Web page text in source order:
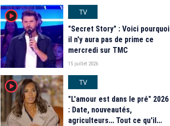
player2
TV
"Secret Story" : Voici pourquoi
il n'y aura pas de prime ce
mercredi sur TMC
15 juillet 2026
player2
TV
"L'amour est dans le pré" 2026
: Date, nouveautés,
agriculteurs… Tout ce qu'il